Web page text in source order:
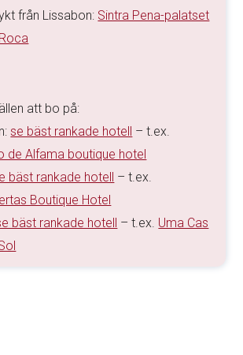
från Lissabon: Sintra Pena-palatset
att bo på:
se bäst rankade hotell
– t.ex.
de Alfama boutique hotel
bäst rankade hotell
– t.ex.
Boutique Hotel
bäst rankade hotell – t.ex. Uma Cas